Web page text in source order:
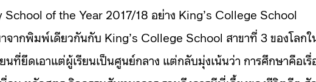
of the Year 2017/18 อย่าง King’s College School
ากพิมพ์เดียวกันกับ King’s College School สาขาที่ 3 ของโลกใ
นที่ยึดเอาแต่ผู้เรียนเป็นศูนย์กลาง แต่กลับมุ่งเน้นว่า การศึกษาคือเรื่